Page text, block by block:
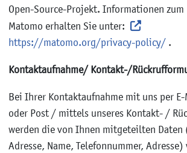
Open-Source-Projekt. Informationen zum
Matomo erhalten Sie unter:
https://matomo.org/privacy-policy/.
Kontaktaufnahme/ Kontakt-/
Bei Ihrer Kontaktaufnahme mit uns per E-
oder Post / mittels unseres Kontakt- /
werden die von Ihnen mitgeteilten Daten
Adresse, Name, Telefonnummer, Adresse)